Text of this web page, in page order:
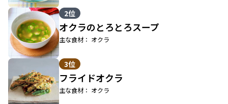
2位
オクラのとろとろスープ
主な食材： オクラ
3位
フライドオクラ
主な食材： オクラ